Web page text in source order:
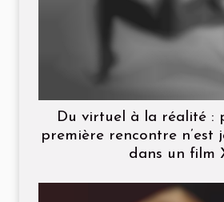
Du virtuel à la réalité :
première rencontre n’est
dans un film